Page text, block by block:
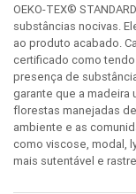
OEKO-TEX®
substâncias nocivas.
ao produto acabado.
certificado como
presença de
garante que a madeira
florestas manejadas
ambiente e as
como viscose, modal,
mais sutentável e